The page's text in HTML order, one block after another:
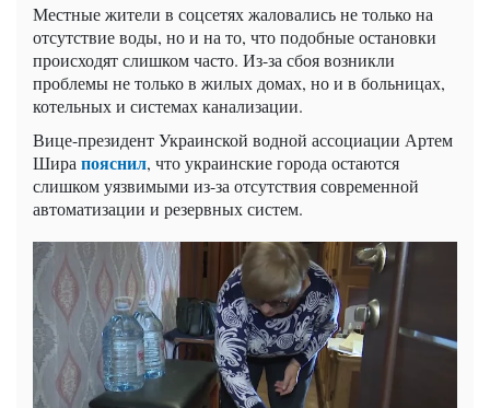
Местные жители в соцсетях жаловались не только на
отсутствие воды, но и на то, что подобные остановки
происходят слишком часто. Из-за сбоя возникли
проблемы не только в жилых домах, но и в больницах,
котельных и системах канализации.
Вице-президент Украинской водной ассоциации Артем
Шира пояснил, что украинские города остаются
слишком уязвимыми из-за отсутствия современной
автоматизации и резервных систем.